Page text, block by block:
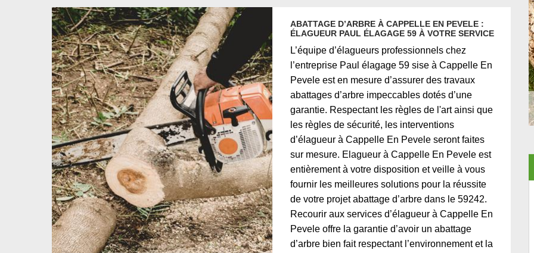
ABATTAGE D’ARBRE À CAPPELLE EN PEVELE :
ÉLAGUEUR PAUL ÉLAGAGE 59 À VOTRE SERVICE
L’équipe d’élagueurs professionnels chez
l’entreprise Paul élagage 59 sise à Cappelle En
Pevele est en mesure d’assurer des travaux
abattages d’arbre impeccables dotés d’une
garantie. Respectant les règles de l'art ainsi que
les règles de sécurité, les interventions
d’élagueur à Cappelle En Pevele seront faites
sur mesure. Elagueur à Cappelle En Pevele est
entièrement à votre disposition et veille à vous
fournir les meilleures solutions pour la réussite
de votre projet abattage d’arbre dans le 59242.
Recourir aux services d’élagueur à Cappelle En
Pevele offre la garantie d’avoir un abattage
d’arbre bien fait respectant l’environnement et la